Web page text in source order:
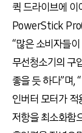
퀵 드라이브에 이
PowerStick Pro(
“많은 소비자들
무선청소기의 구
좋을 듯 하다”며,
인버터 모터가 적
저항을 최소화함